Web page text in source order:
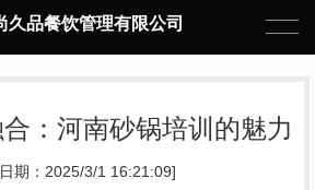
久品餐饮管理有限公司
：河南砂锅培训的魅力
期：2025/3/1 16:21:09]